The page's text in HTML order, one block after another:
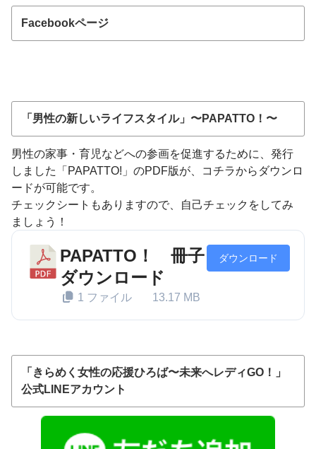
Facebookページ
「男性の新しいライフスタイル」〜PAPATTO！〜
男性の家事・育児などへの参画を促進するために、発行
しました「PAPATTO!」のPDF版が、コチラからダウンロ
ードが可能です。
チェックシートもありますので、自己チェックをしてみ
ましょう！
PAPATTO！ 冊子
ダウンロード
1 ファイル 13.17 MB
ダウンロード
「きらめく女性の応援ひろば〜未来へレディGO！」
公式LINEアカウント